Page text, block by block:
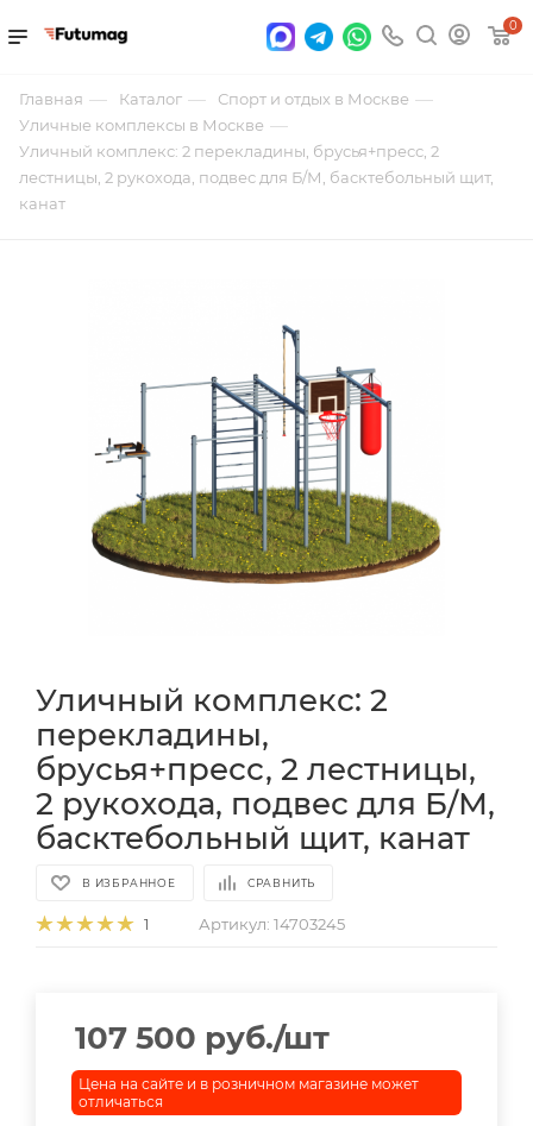
0
Главная — Каталог — Спорт и отдых в Москве —
Уличные комплексы в Москве —
Уличный комплекс: 2 перекладины, брусья+пресс, 2
лестницы, 2 рукохода, подвес для Б/М, басктебольный щит,
канат
Уличный комплекс: 2
перекладины,
брусья+пресс, 2 лестницы,
2 рукохода, подвес для Б/М,
басктебольный щит, канат
В ИЗБРАННОЕ СРАВНИТЬ
1 Артикул: 14703245
107 500 руб./шт
Цена на сайте и в розничном магазине может
отличаться